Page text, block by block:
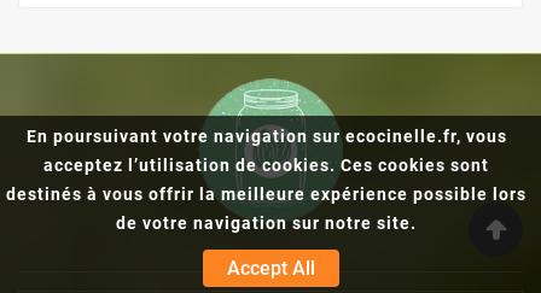
En poursuivant votre navigation sur ecocinelle.fr, vous
acceptez l’utilisation de cookies. Ces cookies sont
destinés à vous offrir la meilleure expérience possible lors
de votre navigation sur notre site.
Accept All